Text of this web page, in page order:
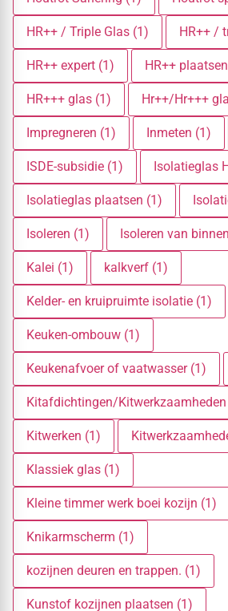
HR++ / Triple Glas (1) HR++ /
HR++ expert (1) HR++
HR+++ glas (1) Hr++/Hr+++
Impregneren (1) Inmeten (1)
ISDE-subsidie (1) Isolatieglas
Isolatieglas plaatsen (1)
Isoleren (1) Isoleren van
Kalei (1) kalkverf (1)
Kelder- en kruipruimte isolatie (1)
Keuken-ombouw (1)
Keukenafvoer of vaatwasser (1)
Kitafdichtingen/
Kitwerken (1)
Klassiek glas (1)
Kleine timmer werk boei kozijn (1)
Knikarmscherm (1)
kozijnen deuren en trappen. (1)
Kunstof kozijnen plaatsen (1)